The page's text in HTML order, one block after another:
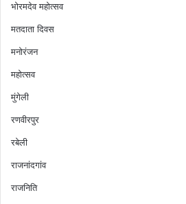
भोरमदेव महोत्सव
मतदाता दिवस
मनोरंजन
महोत्सव
मुंगेली
रणवीरपुर
रबेली
राजनांदगांव
राजनिति